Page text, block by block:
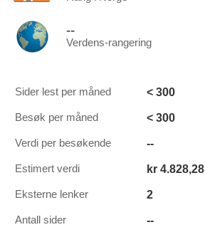
--
Verdens-rangering
Sider lest per måned < 300
Besøk per måned < 300
Verdi per besøkende --
Estimert verdi kr 4.828,28
Eksterne lenker 2
Antall sider --